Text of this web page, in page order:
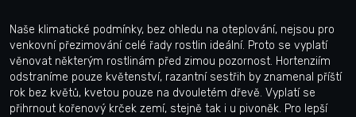
Naše klimatické podmínky, bez ohledu na oteplování, nejsou pro
venkovní přezimování celé řady rostlin ideální. Proto se vyplatí
věnovat některým rostlinám před zimou pozornost. Hortenziím
odstraníme pouze květenství, razantní sestřih by znamenal příští
rok bez květů, kvetou pouze na dvouletém dřevě. Vyplatí se
přihrnout kořenový krček zemí, stejně tak i u pivoněk. Pro lepší